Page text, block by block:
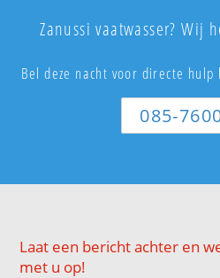
Zanussi vaatwasser? Wij
Bel deze nacht voor directe hulp
085-
Laat een bericht achter en
met u op!